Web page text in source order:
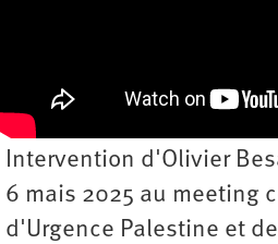
Intervention d'Olivier
6 mais 2025 au meeting
d'Urgence Palestine et